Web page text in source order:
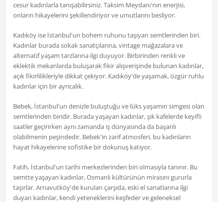
cesur kadınlarla tanışabilirsiniz. Taksim Meydanı'nın enerjisi,
onların hikayelerini şekillendiriyor ve umutlarını besliyor.
Kadıköy ise İstanbul'un bohem ruhunu taşıyan semtlerinden biri.
Kadınlar burada sokak sanatçılarına, vintage mağazalara ve
alternatif yaşam tarzlarına ilgi duyuyor. Birbirinden renkli ve
eklektik mekanlarda buluşarak fikir alışverişinde bulunan kadınlar,
açık fikirlilikleriyle dikkat çekiyor. Kadıköy'de yaşamak, özgür ruhlu
kadınlar için bir ayrıcalık.
Bebek, İstanbul'un denizle buluştuğu ve lüks yaşamın simgesi olan
semtlerinden biridir. Burada yaşayan kadınlar, şık kafelerde keyifli
saatler geçirirken aynı zamanda iş dünyasında da başarılı
olabilmenin peşindedir. Bebek'in zarif atmosferi, bu kadınların
hayat hikayelerine sofistike bir dokunuş katıyor.
Fatih, İstanbul'un tarihi merkezlerinden biri olmasıyla tanınır. Bu
semtte yaşayan kadınlar, Osmanlı kültürünün mirasını gururla
taşırlar. Arnavutköy'de kurulan çarşıda, eski el sanatlarına ilgi
duyan kadınlar, kendi yeteneklerini keşfeder ve geleneksel